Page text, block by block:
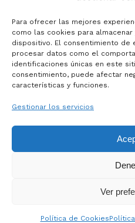
Para ofrecer las mejores
como las cookies para
dispositivo. El consentimiento de
procesar datos como el
identificaciones únicas en este
consentimiento, puede afectar
características y funciones.
Gestionar los servicios
Ver
Política de Cookies
Asociación de Guías